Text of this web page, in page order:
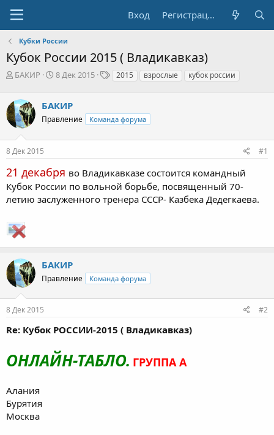
Вход Регистрация
Кубки России
Кубок России 2015 ( Владикавказ)
А
о
р
т
е
м
БАКИР
Д
а
н
ч
а
8 Дек 2015
Т2015 взрослые кубок россии
БАКИР
Правление Команда форума
8 Дек 2015 #1
21 декабря во Владикавказе состоится командный
Кубок России по вольной борьбе, посвященный 70-
летию заслуженного тренера СССР- Казбека Дедегкаева.
БАКИР
Правление Команда форума
8 Дек 2015 #2
Re: Кубок РОССИИ-2015 ( Владикавказ)
ОНЛАЙН-ТАБЛО. ГРУППА А
Алания
Бурятия
Москва